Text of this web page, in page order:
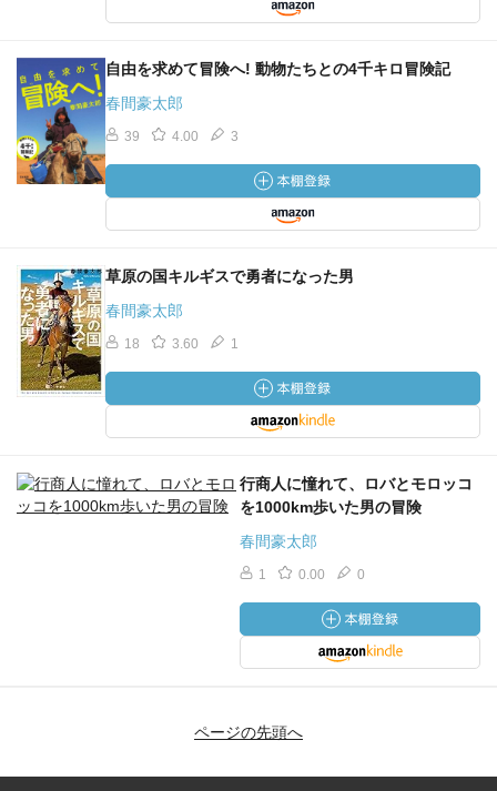
自由を求めて冒険へ! 動物たちとの4千キロ冒険記
春間豪太郎
39 4.00 3
草原の国キルギスで勇者になった男
春間豪太郎
18 3.60 1
行商人に憧れて、ロバとモロッコ
を1000km歩いた男の冒険
春間豪太郎
1 0.00 0
ページの先頭へ